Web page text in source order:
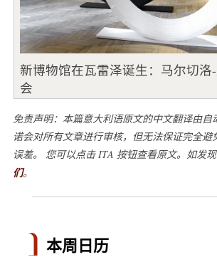
新博物馆在瓦雷泽诞生：马尔切洛
会
免责声明：本篇意大利语原文的中文翻译由自
诺会对所有文章进行审核，但无法保证完全避
误差。 您可以点击 ITA 按钮查看原文。如发现
们。
本周日历